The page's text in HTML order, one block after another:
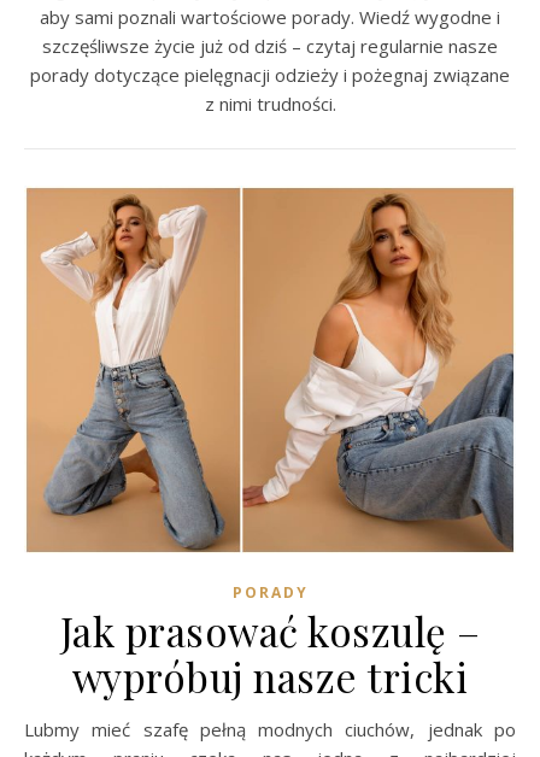
aby sami poznali wartościowe porady. Wiedź wygodne i
szczęśliwsze życie już od dziś – czytaj regularnie nasze
porady dotyczące pielęgnacji odzieży i pożegnaj związane
z nimi trudności.
PORADY
Jak prasować koszulę –
wypróbuj nasze tricki
Lubmy mieć szafę pełną modnych ciuchów, jednak po